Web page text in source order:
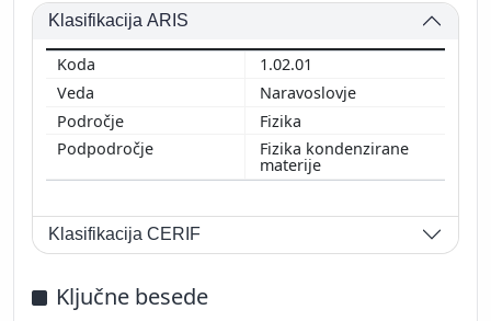
Klasifikacija ARIS
1.02.01
Naravoslovje
Fizika
Fizika kondenzirane
materije
Klasifikacija CERIF
Ključne besede